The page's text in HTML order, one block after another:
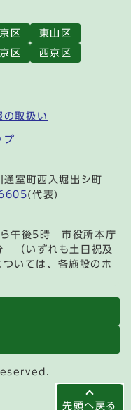
先頭へ戻る
区
東山区
区
西京区
の取扱い
プ
室町西入堀出シ町
(代表)
ら午後5時 市役所本庁
（いずれも土日祝及
いては、各施設のホ